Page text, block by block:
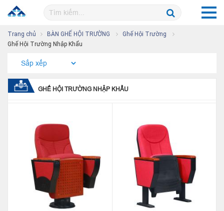
Trang chủ BÀN GHẾ HỘI TRƯỜNG
Ghế Hội Trường
Ghế Hội Trường Nhập Khẩu
GHẾ HỘI TRƯỜNG NHẬP KHẨU